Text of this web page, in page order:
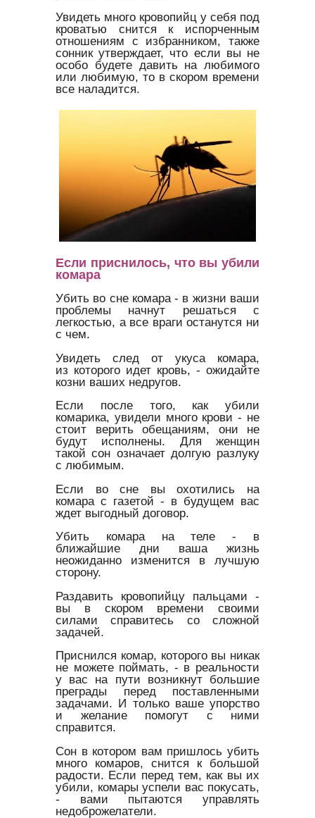
Увидеть много кровопийц у себя под
кроватью снится к испорченным
отношениям с избранником, также
сонник утверждает, что если вы не
особо будете давить на любимого
или любимую, то в скором времени
все наладится.
Если приснилось, что вы убили
комара
Убить во сне комара - в жизни ваши
проблемы начнут решаться с
легкостью, а все враги останутся ни
с чем.
Увидеть след от укуса комара,
из которого идет кровь, - ожидайте
козни ваших недругов.
Если после того, как убили
комарика, увидели много крови - не
стоит верить обещаниям, они не
будут исполнены. Для женщин
такой сон означает долгую разлуку
с любимым.
Если во сне вы охотились на
комара с газетой - в будущем вас
ждет выгодный договор.
Убить комара на теле - в
ближайшие дни ваша жизнь
неожиданно изменится в лучшую
сторону.
Раздавить кровопийцу пальцами -
вы в скором времени своими
силами справитесь со сложной
задачей.
Приснился комар, которого вы никак
не можете поймать, - в реальности
у вас на пути возникнут большие
преграды перед поставленными
задачами. И только ваше упорство
и желание помогут с ними
справится.
Сон в котором вам пришлось убить
много комаров, снится к большой
радости. Если перед тем, как вы их
убили, комары успели вас покусать,
- вами пытаются управлять
недоброжелатели.